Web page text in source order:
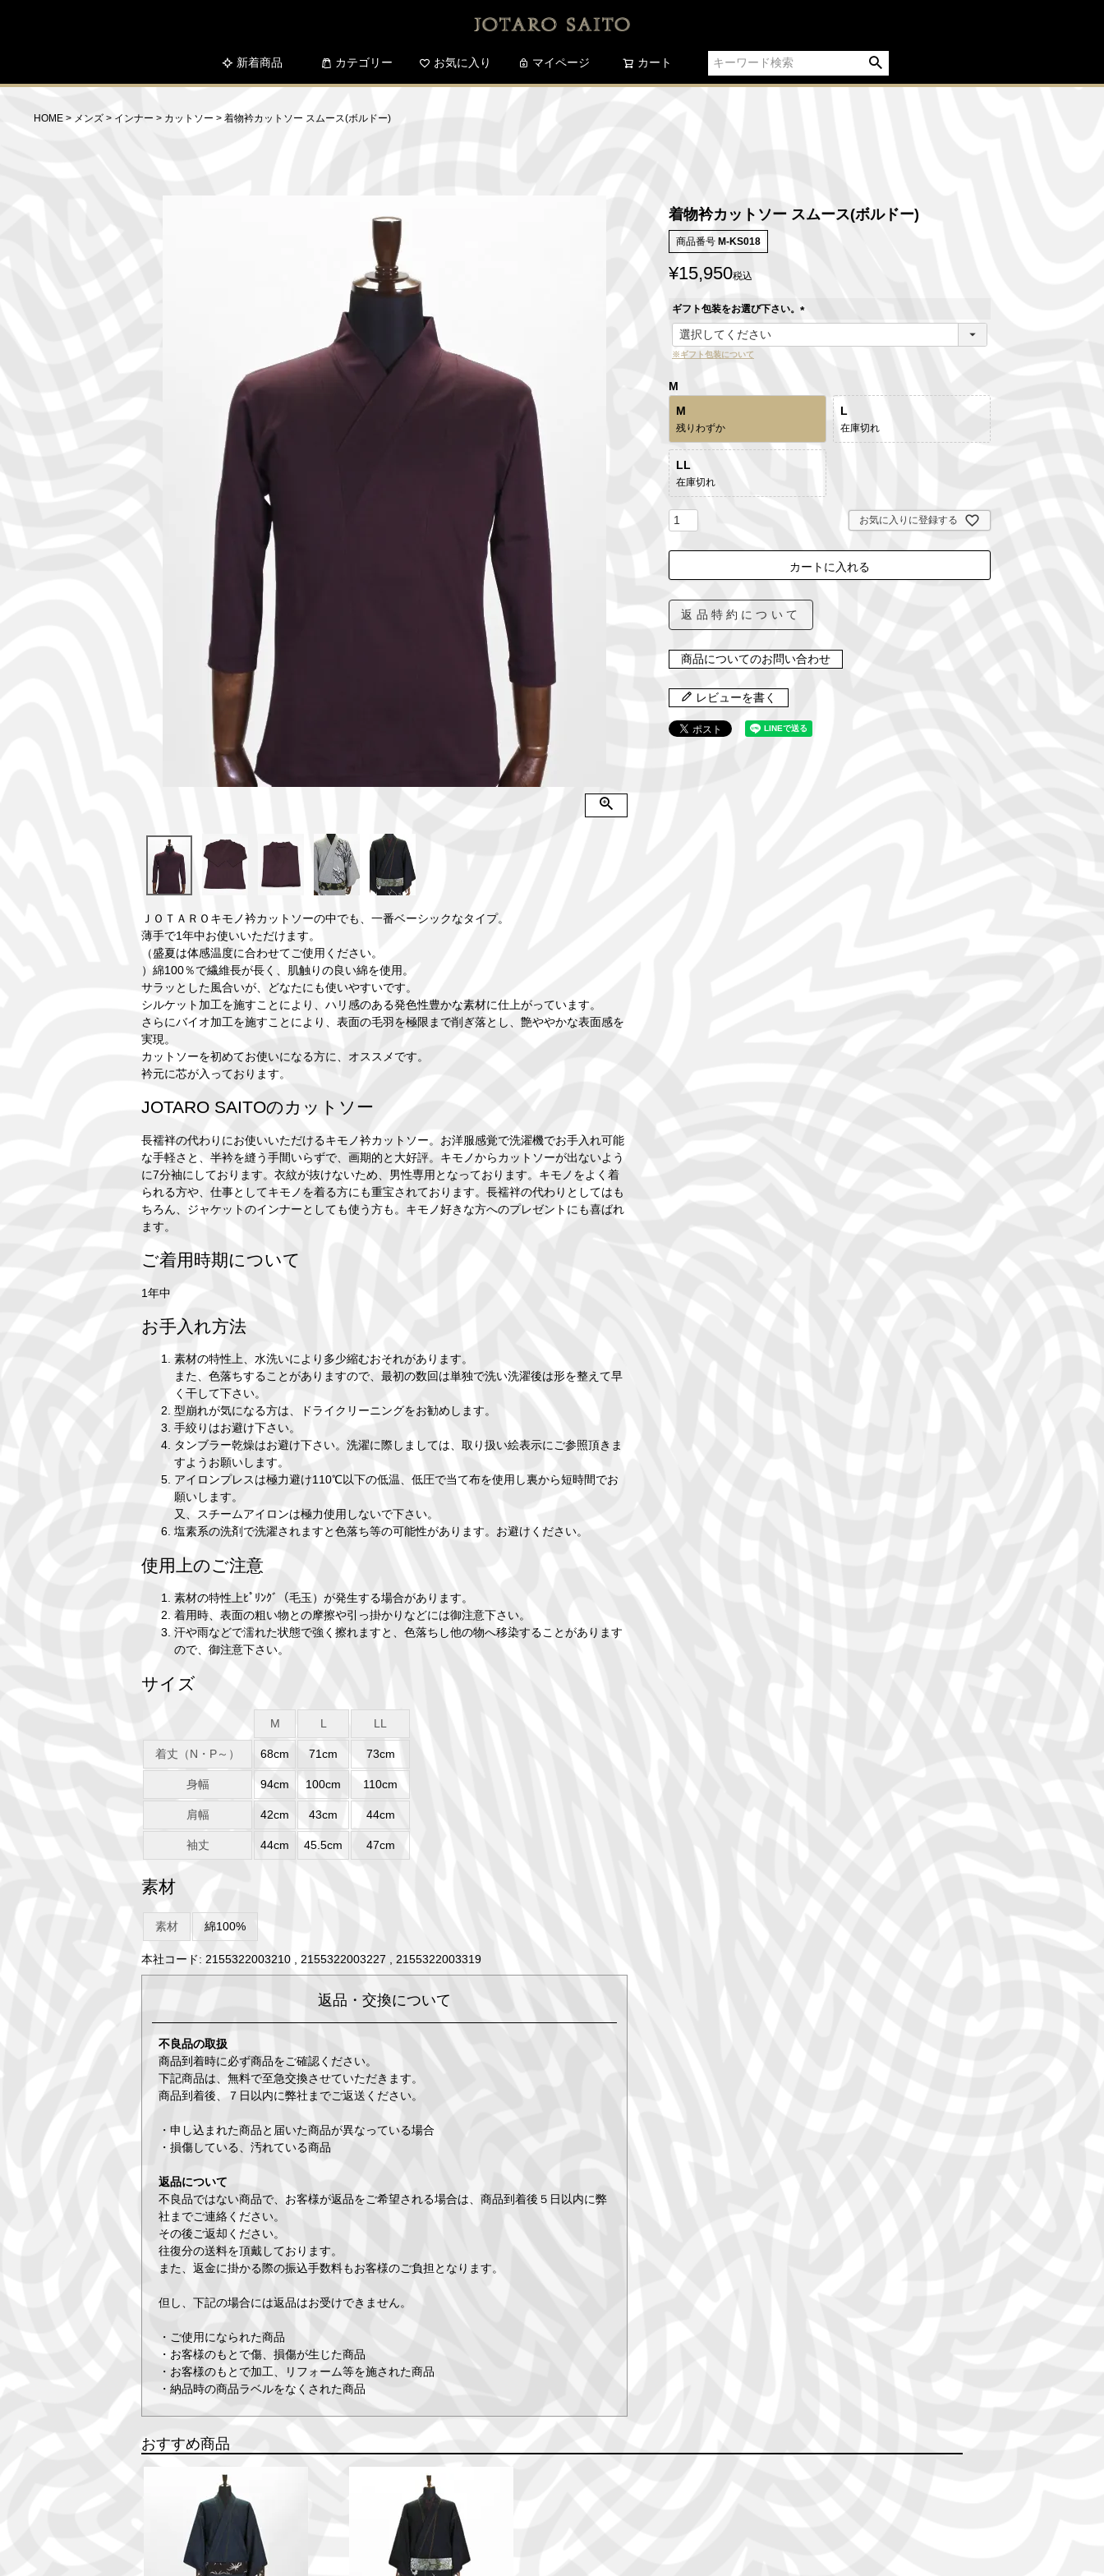
新着商品 カテゴリー お気に入り マイページ カート
検索
HOME メンズ インナー カットソー 着物衿カットソー スムース(ボルドー)
ＪＯＴＡＲＯキモノ衿カットソーの中でも、一番ベーシックなタイプ。
薄手で1年中お使いいただけます。
（盛夏は体感温度に合わせてご使用ください。
）綿100％で繊維長が長く、肌触りの良い綿を使用。
サラッとした風合いが、どなたにも使いやすいです。
シルケット加工を施すことにより、ハリ感のある発色性豊かな素材に仕上がっています。
さらにバイオ加工を施すことにより、表面の毛羽を極限まで削ぎ落とし、艶ややかな表面感を
実現。
カットソーを初めてお使いになる方に、オススメです。
衿元に芯が入っております。
JOTARO SAITOのカットソー
長襦袢の代わりにお使いいただけるキモノ衿カットソー。お洋服感覚で洗濯機でお手入れ可能
な手軽さと、半衿を縫う手間いらずで、画期的と大好評。キモノからカットソーが出ないよう
に7分袖にしております。衣紋が抜けないため、男性専用となっております。キモノをよく着
られる方や、仕事としてキモノを着る方にも重宝されております。長襦袢の代わりとしてはも
ちろん、ジャケットのインナーとしても使う方も。キモノ好きな方へのプレゼントにも喜ばれ
ます。
ご着用時期について
1年中
お手入れ方法
素材の特性上、水洗いにより多少縮むおそれがあります。
また、色落ちすることがありますので、最初の数回は単独で洗い洗濯後は形を整えて早
く干して下さい。
型崩れが気になる方は、ドライクリーニングをお勧めします。
手絞りはお避け下さい。
タンブラー乾燥はお避け下さい。洗濯に際しましては、取り扱い絵表示にご参照頂きま
すようお願いします。
アイロンプレスは極力避け110℃以下の低温、低圧で当て布を使用し裏から短時間でお
願いします。
又、スチームアイロンは極力使用しないで下さい。
塩素系の洗剤で洗濯されますと色落ち等の可能性があります。お避けください。
使用上のご注意
素材の特性上ﾋﾟﾘﾝｸﾞ（毛玉）が発生する場合があります。
着用時、表面の粗い物との摩擦や引っ掛かりなどには御注意下さい。
汗や雨などで濡れた状態で強く擦れますと、色落ちし他の物へ移染することがあります
ので、御注意下さい。
サイズ
M L LL
着丈（N・P～） 68cm 71cm 73cm
身幅 94cm 100cm 110cm
肩幅 42cm 43cm 44cm
袖丈 44cm 45.5cm 47cm
素材
素材 綿100%
本社コード: 2155322003210 , 2155322003227 , 2155322003319
返品・交換について
不良品の取扱
商品到着時に必ず商品をご確認ください。
下記商品は、無料で至急交換させていただきます。
商品到着後、７日以内に弊社までご返送ください。
・申し込まれた商品と届いた商品が異なっている場合
・損傷している、汚れている商品
返品について
不良品ではない商品で、お客様が返品をご希望される場合は、商品到着後５日以内に弊
社までご連絡ください。
その後ご返却ください。
往復分の送料を頂戴しております。
また、返金に掛かる際の振込手数料もお客様のご負担となります。
但し、下記の場合には返品はお受けできません。
・ご使用になられた商品
・お客様のもとで傷、損傷が生じた商品
・お客様のもとで加工、リフォーム等を施された商品
・納品時の商品ラベルをなくされた商品
着物衿カットソー スムース(ボルドー)
商品番号 M-KS018
¥15,950税込
ギフト包装をお選び下さい。
(
※ギフト包装について
M
M
残りわずか
L
在庫切れ
LL
在庫切れ
お気に入りに登録する
カートに入れる
返品特約について
商品についてのお問い合わせ
レビューを書く
おすすめ商品